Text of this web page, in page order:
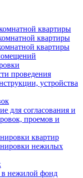
квартиры
квартиры
квартиры
проведения
устройства
для согласования и
проемов и
квартир
нежилых
нежилой фонд